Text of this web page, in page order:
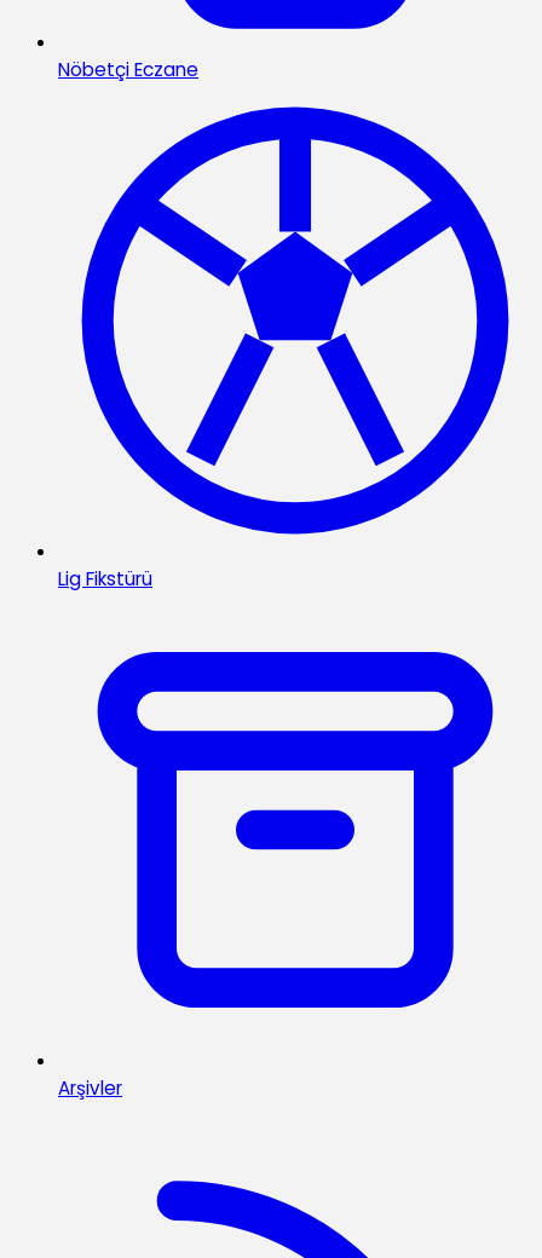
Nöbetçi Eczane
Lig Fikstürü
Arşivler